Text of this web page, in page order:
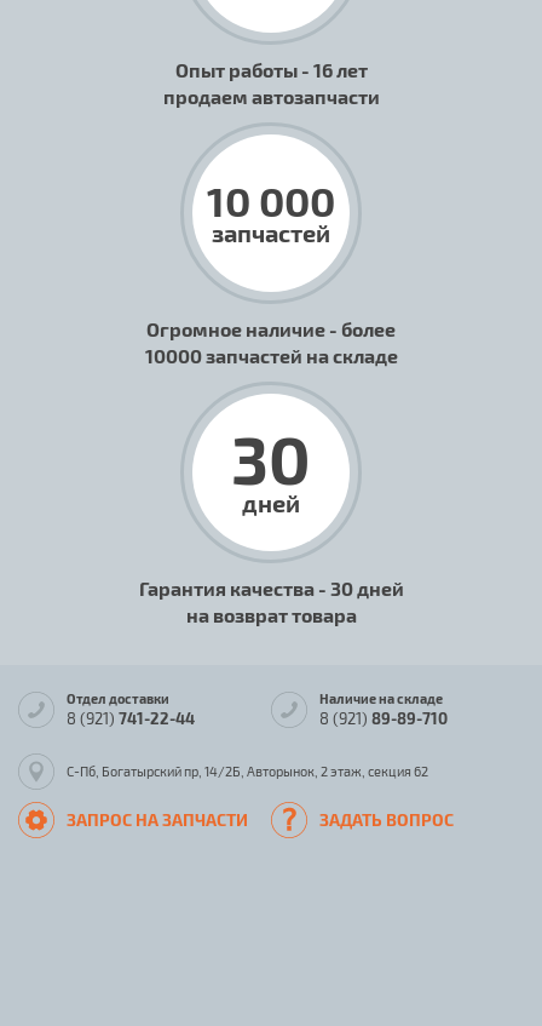
Опыт работы - 16 лет
продаем автозапчасти
10 000
запчастей
Огромное наличие - более
10000 запчастей на складе
30
дней
Гарантия качества - 30 дней
на возврат товара
Отдел доставки
8 (921) 741-22-44
Наличие на складе
8 (921) 89-89-710
С-Пб, Богатырский пр, 14/2Б, Авторынок, 2 этаж, секция 62
ЗАПРОС НА ЗАПЧАСТИ ЗАДАТЬ ВОПРОС